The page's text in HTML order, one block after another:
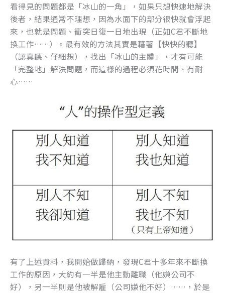
看得見的問題都是「冰山的一角」，如果只想快速地解決
後者，結果通常不理想，因為水面下的部分很快就會浮起
來，也就是問題、衝突日復一日地出現（正如C君不斷地
換工作……）。最有效的方法其實是藉著【快快的聽】
（認真聽、仔細想），找出「冰山的主體」，才有可能
「完整地」解決問題，而這樣的過程必須花時間、有耐
心……
有了上述資料，我開始做歸納，發現C君十多年來不斷換
工作的原因，大約有一半是他主動離職（他嫌公司不
好），另一半則是他被解雇（公司嫌他不好）……，於是